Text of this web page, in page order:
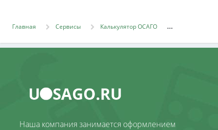
Главная Сервисы Калькулятор ОСАГО
Наша компания занимается оформлением